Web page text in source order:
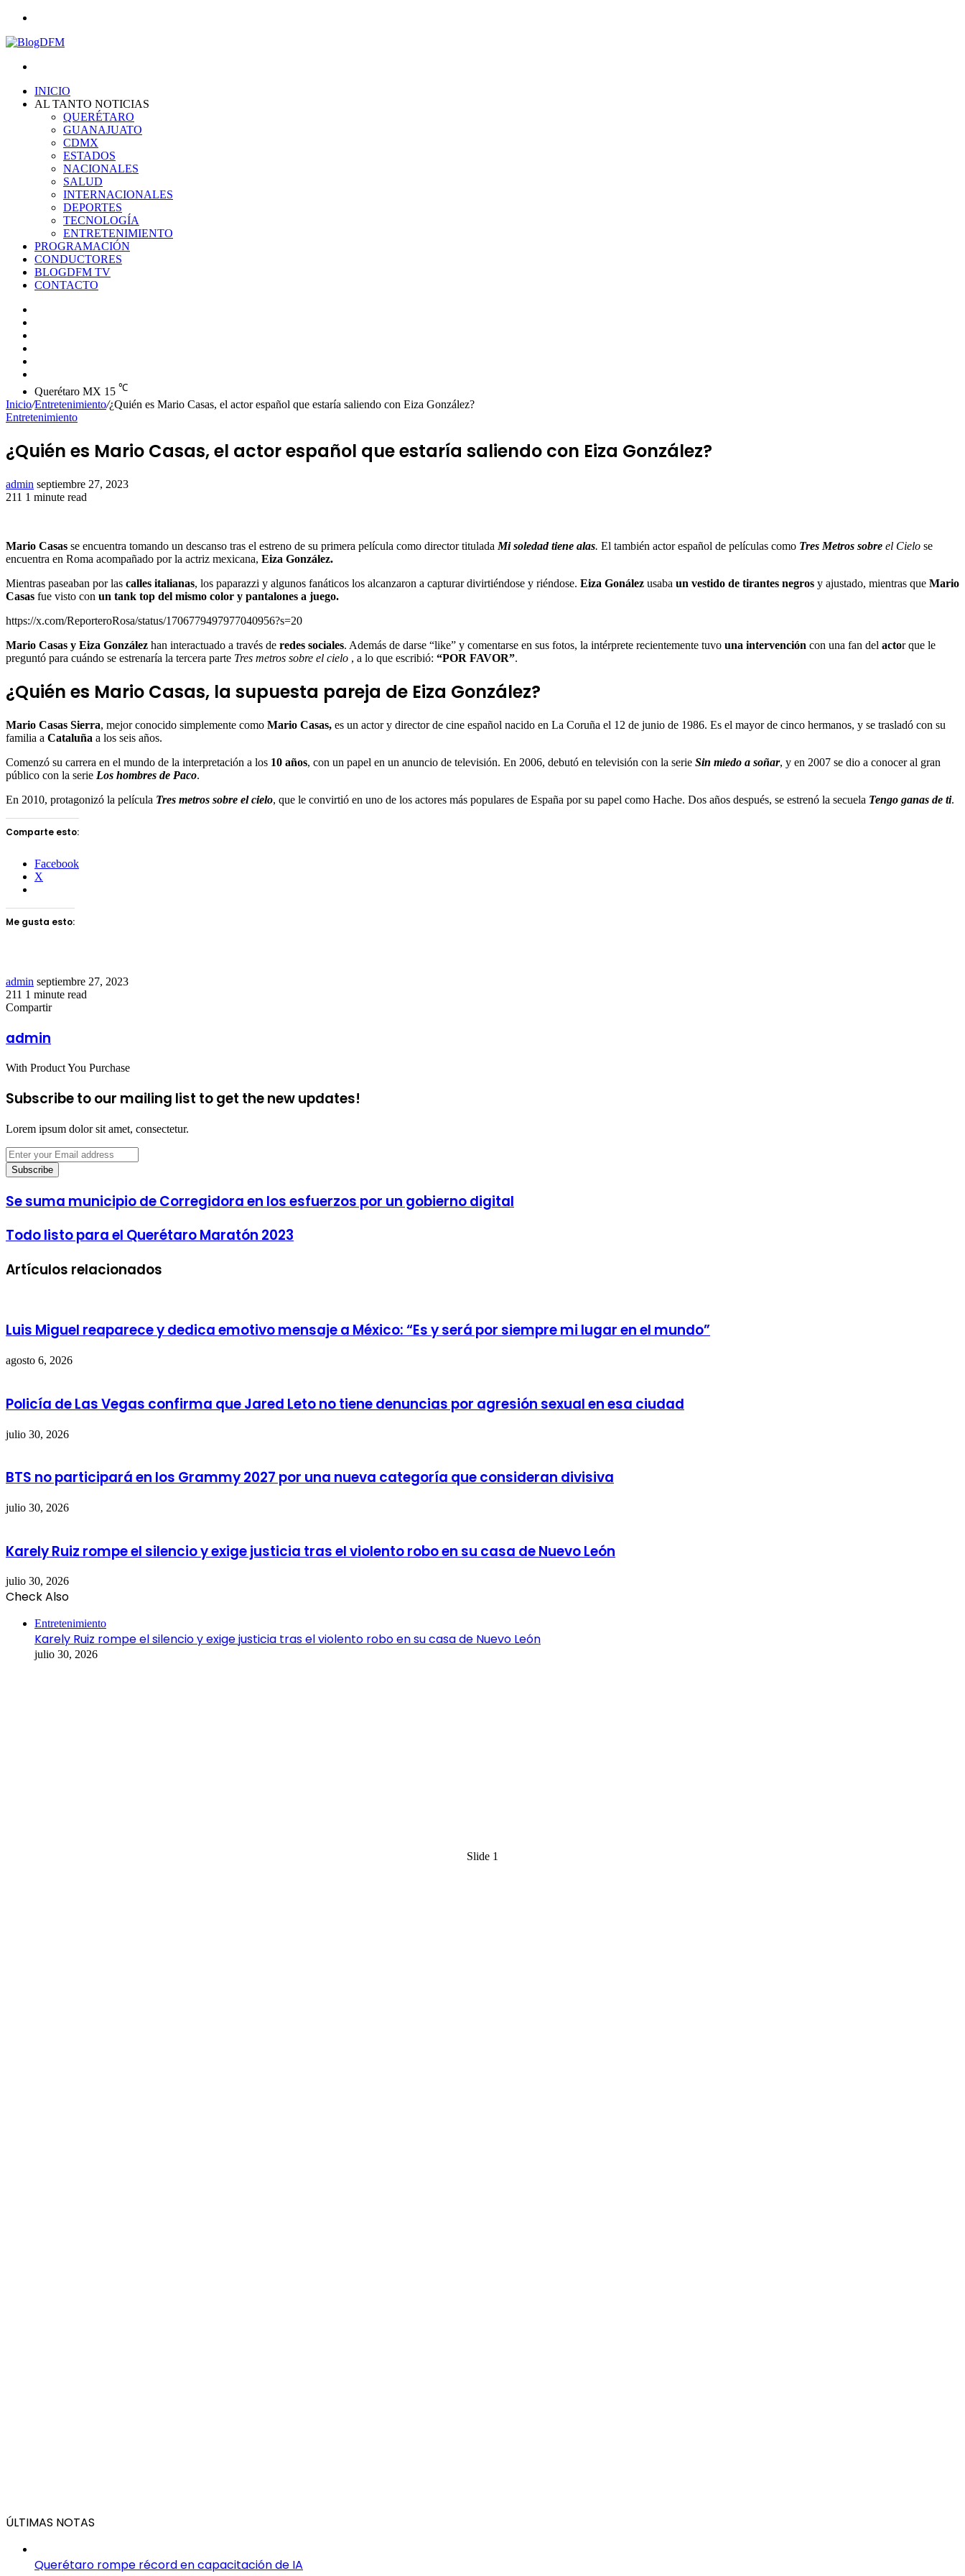
INICIO
AL TANTO NOTICIAS
QUERÉTARO
GUANAJUATO
CDMX
ESTADOS
NACIONALES
SALUD
INTERNACIONALES
DEPORTES
TECNOLOGÍA
ENTRETENIMIENTO
PROGRAMACIÓN
CONDUCTORES
BLOGDFM TV
CONTACTO
Querétaro MX 15 ℃
Inicio/Entretenimiento/¿Quién es Mario Casas, el actor español que estaría saliendo con Eiza González?
Entretenimiento
¿Quién es Mario Casas, el actor español que estaría saliendo con Eiza González?
admin Send
an
septiembre 27, 2023
211 1 minute read
Mario Casas se encuentra tomando un descanso tras el estreno de su primera película como director titulada Mi soledad tiene alas. El también actor español de películas como Tres Metros sobre el Cielo se
encuentra en Roma acompañado por la actriz mexicana, Eiza González.
Mientras paseaban por las calles italianas, los paparazzi y algunos fanáticos los alcanzaron a capturar divirtiéndose y riéndose. Eiza Gonález usaba un vestido de tirantes negros y ajustado, mientras que Mario
Casas fue visto con un tank top del mismo color y pantalones a juego.
https://x.com/ReporteroRosa/status/1706779497977040956?s=20
Mario Casas y Eiza González han interactuado a través de redes sociales. Además de darse “like” y comentarse en sus fotos, la intérprete recientemente tuvo una intervención con una fan del actor que le
preguntó para cuándo se estrenaría la tercera parte Tres metros sobre el cielo , a lo que escribió: “POR FAVOR”.
¿Quién es Mario Casas, la supuesta pareja de Eiza González?
Mario Casas Sierra, mejor conocido simplemente como Mario Casas, es un actor y director de cine español nacido en La Coruña el 12 de junio de 1986. Es el mayor de cinco hermanos, y se trasladó con su
familia a Cataluña a los seis años.
Comenzó su carrera en el mundo de la interpretación a los 10 años, con un papel en un anuncio de televisión. En 2006, debutó en televisión con la serie Sin miedo a soñar, y en 2007 se dio a conocer al gran
público con la serie Los hombres de Paco.
En 2010, protagonizó la película Tres metros sobre el cielo, que le convirtió en uno de los actores más populares de España por su papel como Hache. Dos años después, se estrenó la secuela Tengo ganas de ti.
Comparte esto:
Facebook
X
Me gusta esto:
admin Send
an
email
septiembre 27, 2023
211 1 minute read
Facebook
Twitter
LinkedIn
Tumblr
Pinterest
Reddit
VKontakte
Odnoklassniki
Pocket
Compartir
via
Email
admin
With Product You Purchase
Subscribe to our mailing list to get the new updates!
Lorem ipsum dolor sit amet, consectetur.
Enter
your
Email
Se suma municipio de Corregidora en los esfuerzos por un gobierno digital
Todo listo para el Querétaro Maratón 2023
Artículos relacionados
Luis Miguel reaparece y dedica emotivo mensaje a México: “Es y será por siempre mi lugar en el mundo”
agosto 6, 2026
Policía de Las Vegas confirma que Jared Leto no tiene denuncias por agresión sexual en esa ciudad
julio 30, 2026
BTS no participará en los Grammy 2027 por una nueva categoría que consideran divisiva
julio 30, 2026
Karely Ruiz rompe el silencio y exige justicia tras el violento robo en su casa de Nuevo León
julio 30, 2026
Check Also
Entretenimiento
Karely Ruiz rompe el silencio y exige justicia tras el violento robo en su casa de Nuevo León
julio 30, 2026
Slide 1
ÚLTIMAS NOTAS
Querétaro rompe récord en capacitación de IA